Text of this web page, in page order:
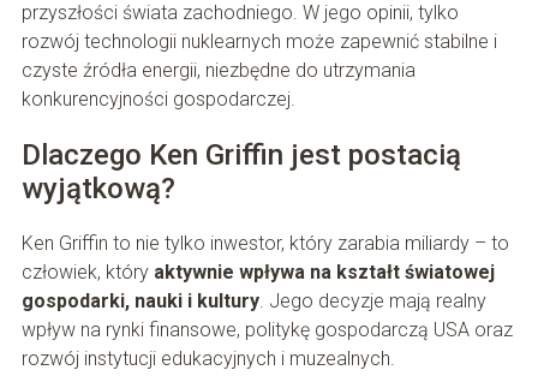
przyszłości świata zachodniego. W jego opinii, tylko
rozwój technologii nuklearnych może zapewnić stabilne i
czyste źródła energii, niezbędne do utrzymania
konkurencyjności gospodarczej.
Dlaczego Ken Griffin jest postacią
wyjątkową?
Ken Griffin to nie tylko inwestor, który zarabia miliardy – to
człowiek, który aktywnie wpływa na kształt światowej
gospodarki, nauki i kultury. Jego decyzje mają realny
wpływ na rynki finansowe, politykę gospodarczą USA oraz
rozwój instytucji edukacyjnych i muzealnych.